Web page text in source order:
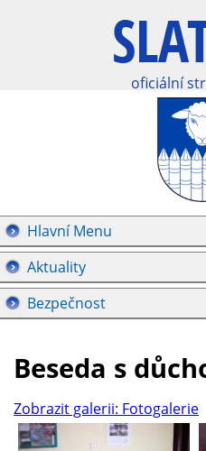
oficiální
Hlavní Menu
Aktuality
Bezpečnost
Beseda s
Zobrazit galerii: Fotogalerie